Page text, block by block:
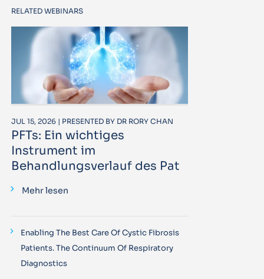
RELATED WEBINARS
JUL 15, 2026 | PRESENTED BY DR RORY CHAN
PFTs: Ein wichtiges
Instrument im
Behandlungsverlauf des Pat
Mehr lesen
Enabling The Best Care Of Cystic Fibrosis
Patients. The Continuum Of Respiratory
Diagnostics